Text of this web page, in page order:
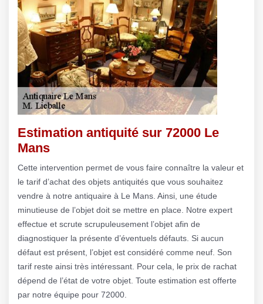
Estimation antiquité sur 72000 Le
Mans
Cette intervention permet de vous faire connaître la valeur et
le tarif d’achat des objets antiquités que vous souhaitez
vendre à notre antiquaire à Le Mans. Ainsi, une étude
minutieuse de l’objet doit se mettre en place. Notre expert
effectue et scrute scrupuleusement l’objet afin de
diagnostiquer la présente d’éventuels défauts. Si aucun
défaut est présent, l’objet est considéré comme neuf. Son
tarif reste ainsi très intéressant. Pour cela, le prix de rachat
dépend de l’état de votre objet. Toute estimation est offerte
par notre équipe pour 72000.